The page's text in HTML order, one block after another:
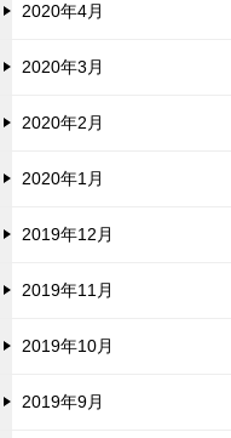
2020年4月
2020年3月
2020年2月
2020年1月
2019年12月
2019年11月
2019年10月
2019年9月